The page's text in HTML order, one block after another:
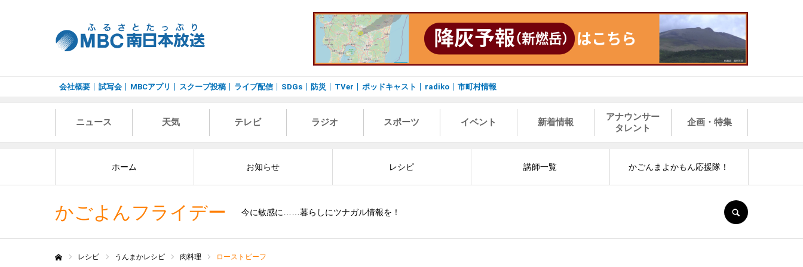
会社概要 試写会 MBCアプリ スクープ投稿 ライブ配信 SDGs 防災 TVer ポッドキャスト radiko 市町村情報
ニュース 天気 テレビ ラジオ スポーツ イベント 新着情報
アナウンサー
タレント
企画・特集
かごよんフライデー 今に敏感に……暮らしにツナガル情報を！
ホーム お知らせ レシピ 講師一覧 かごんまよかもん応援隊！
レシピ うんまかレシピ 肉料理 ローストビーフ